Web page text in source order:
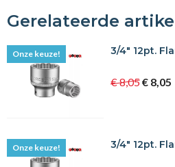
Gerelateerde
Onze keuze! 3/4" 12pt.
€ 8,05€ 8,05
Onze keuze! 3/4" 12pt.